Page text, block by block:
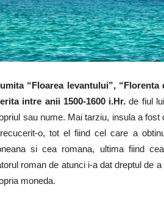
“Floarea levantului”, “Florenta
intre anii 1500-1600 i.Hr. de fiul
sau nume. Mai tarziu, insula a
o, tot el fiind cel care a
si cea romana, ultima fiind
roman de atunci i-a dat dreptul de
moneda.